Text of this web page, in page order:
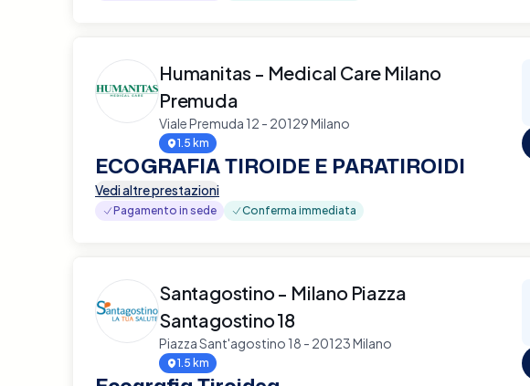
Humanitas - Medical Care Milano
Premuda
Viale Premuda 12 - 20129 Milano
1.5 km
ECOGRAFIA TIROIDE E PARATIROIDI
Vedi altre prestazioni
Pagamento in sede Conferma immediata
Santagostino - Milano Piazza
Santagostino 18
Piazza Sant'agostino 18 - 20123 Milano
1.5 km